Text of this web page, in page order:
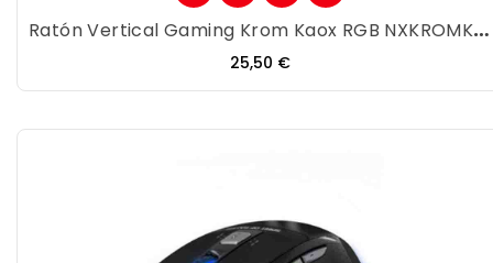
Ratón Vertical Gaming Krom Kaox RGB NXKROMKAOX
Precio
25,50 €